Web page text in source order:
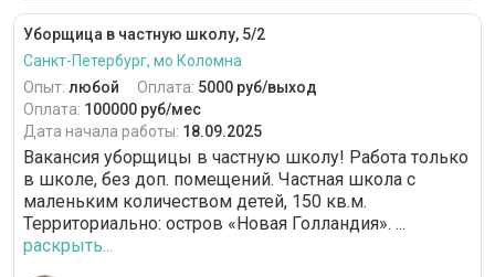
Уборщица в частную школу, 5/2
Санкт-Петербург, мо Коломна
Опыт: любой Оплата: 5000 руб/выход
Оплата: 100000 руб/мес
Дата начала работы: 18.09.2025
Вакансия уборщицы в частную школу! Работа только
в школе, без доп. помещений. Частная школа с
маленьким количеством детей, 150 кв.м.
Территориально: остров «Новая Голландия». ...
раскрыть...